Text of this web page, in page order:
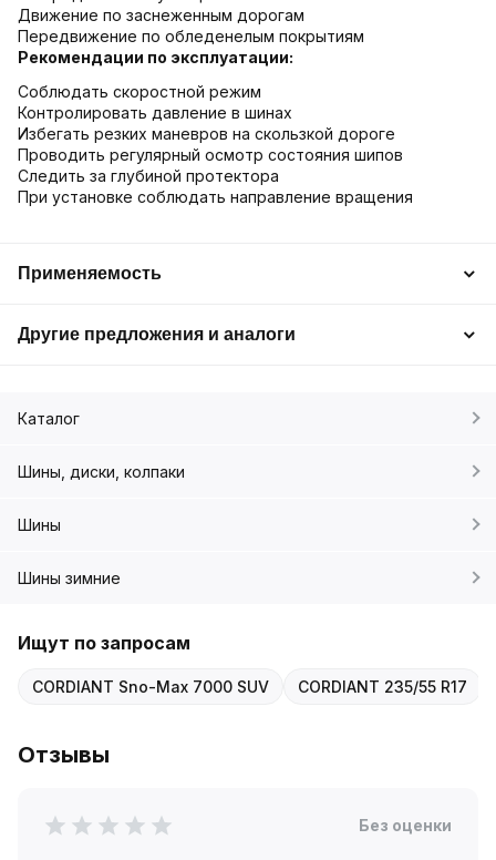
Движение по заснеженным дорогам
Передвижение по обледенелым покрытиям
Рекомендации по эксплуатации:
Соблюдать скоростной режим
Контролировать давление в шинах
Избегать резких маневров на скользкой дороге
Проводить регулярный осмотр состояния шипов
Следить за глубиной протектора
При установке соблюдать направление вращения
Применяемость
Другие предложения и аналоги
Каталог
Шины, диски, колпаки
Шины
Шины зимние
Ищут по запросам
CORDIANT Sno-Max 7000 SUV CORDIANT 235/55 R17
Отзывы
Без оценки